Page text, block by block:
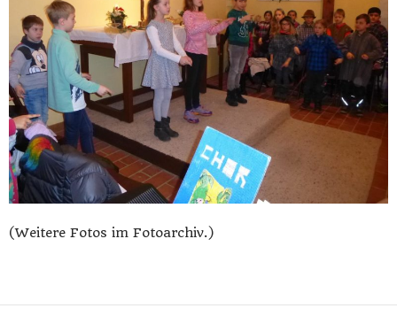
(Weitere Fotos im Fotoarchiv.)